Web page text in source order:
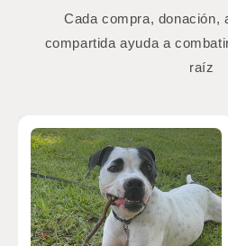
Cada compra, donación,
compartida ayuda a
raíz